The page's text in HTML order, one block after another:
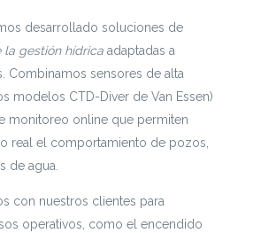
desarrollado soluciones de
la gestión hídricaadaptadas a
Combinamos sensores de alta
modelos CTD-Diver de Van Essen)
monitoreo online que permiten
real el comportamiento de pozos,
de agua.
con nuestros clientes para
operativos, como el encendido